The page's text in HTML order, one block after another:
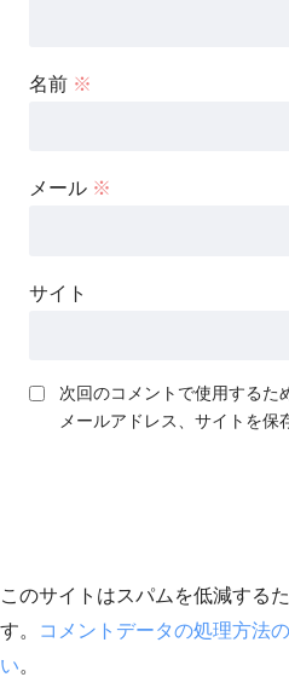
名前 ※
メール ※
サイト
次回のコメントで使用するた
メールアドレス、サイトを保
このサイトはスパムを低減する
す。
コメントデータの処理方法
い。